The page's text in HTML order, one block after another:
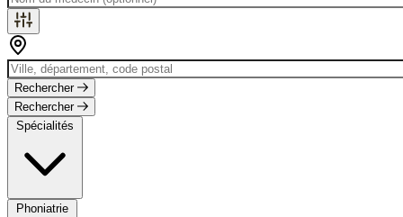
Rechercher
Rechercher
Spécialités
Phoniatrie